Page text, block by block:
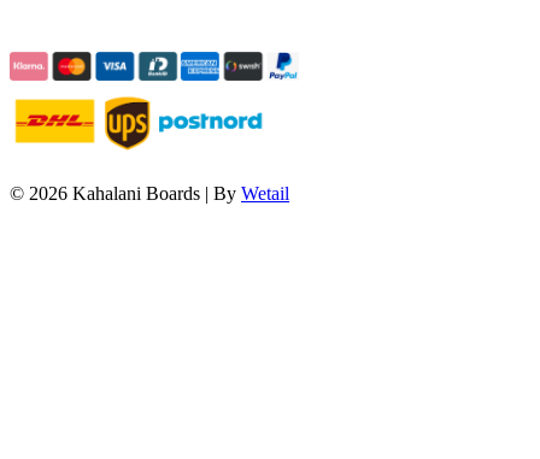
© 2026 Kahalani Boards | By Wetail